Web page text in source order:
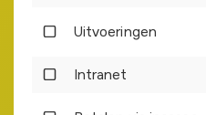
Uitvoeringen
Intranet